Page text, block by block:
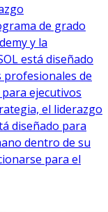
de grado
y la
está diseñado
profesionales de
ejecutivos
el liderazgo
diseñado para
dentro de su
para el